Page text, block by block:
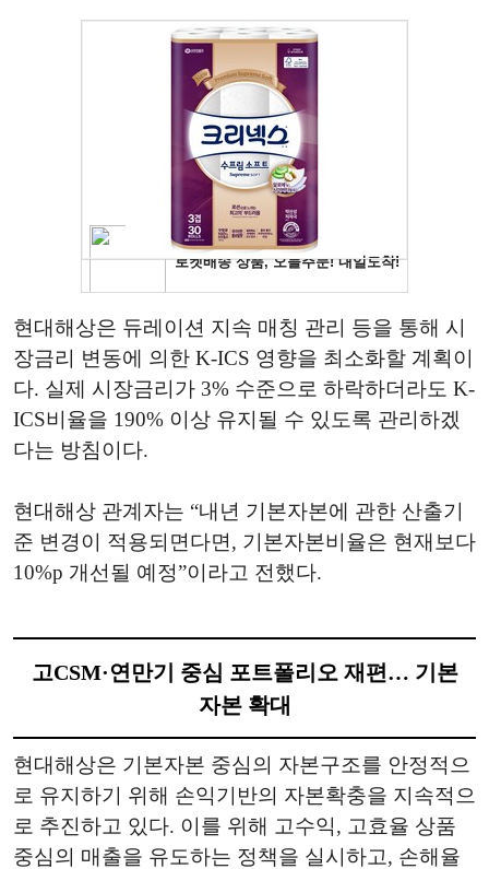
현대해상은 듀레이션 지속 매칭 관리 등을 통해 시
장금리 변동에 의한 K-ICS 영향을 최소화할 계획이
다. 실제 시장금리가 3% 수준으로 하락하더라도 K-
ICS비율을 190% 이상 유지될 수 있도록 관리하겠
다는 방침이다.
현대해상 관계자는 “내년 기본자본에 관한 산출기
준 변경이 적용되면다면, 기본자본비율은 현재보다
10%p 개선될 예정”이라고 전했다.
고CSM·연만기 중심 포트폴리오 재편… 기본
자본 확대
현대해상은 기본자본 중심의 자본구조를 안정적으
로 유지하기 위해 손익기반의 자본확충을 지속적으
로 추진하고 있다. 이를 위해 고수익, 고효율 상품
중심의 매출을 유도하는 정책을 실시하고, 손해율